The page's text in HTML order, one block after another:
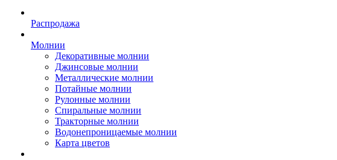
Распродажа
Молнии
Декоративные молнии
Джинсовые молнии
Металлические молнии
Потайные молнии
Рулонные молнии
Спиральные молнии
Тракторные молнии
Водонепроницаемые молнии
Карта цветов